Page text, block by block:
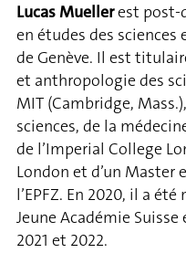
Lucas Muellerest post-
en études des
de Genève. Il est
et anthropologie des
MIT (Cambridge,
sciences, de la
de l’Imperial College
London et d’un Master
l’EPFZ. En 2020, il a
Jeune Académie
2021 et 2022.